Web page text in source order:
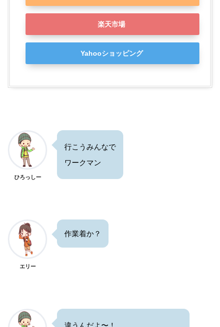
楽天市場
Yahooショッピング
ひろっしー
行こうみんなで
ワークマン
エリー
作業着か？
違うんだよ〜！